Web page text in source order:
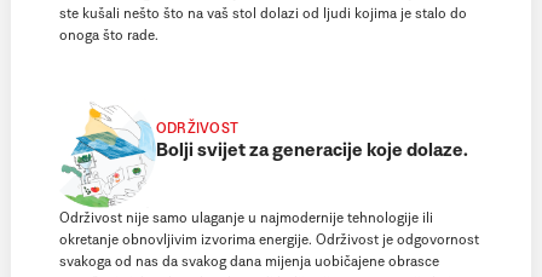
ste kušali nešto što na vaš stol dolazi od ljudi kojima je stalo do
onoga što rade.
ODRŽIVOST
Bolji svijet za generacije koje dolaze.
Održivost nije samo ulaganje u najmodernije tehnologije ili
okretanje obnovljivim izvorima energije. Održivost je odgovornost
svakoga od nas da svakog dana mijenja uobičajene obrasce